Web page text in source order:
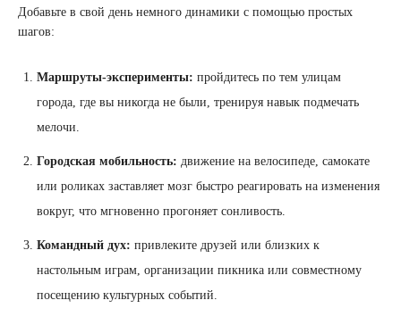
Добавьте в свой день немного динамики с помощью простых
шагов:
Маршруты-эксперименты: пройдитесь по тем улицам
города, где вы никогда не были, тренируя навык подмечать
мелочи.
Городская мобильность: движение на велосипеде, самокате
или роликах заставляет мозг быстро реагировать на изменения
вокруг, что мгновенно прогоняет сонливость.
Командный дух: привлеките друзей или близких к
настольным играм, организации пикника или совместному
посещению культурных событий.